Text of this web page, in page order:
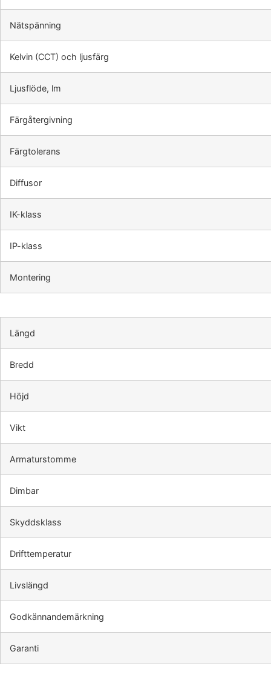
Nätspänning
Kelvin (CCT) och ljusfärg
Ljusflöde, lm
Färgåtergivning
Färgtolerans
Diffusor
IK-klass
IP-klass
Montering
Längd
Bredd
Höjd
Vikt
Armaturstomme
Dimbar
Skyddsklass
Drifttemperatur
Livslängd
Godkännandemärkning
Garanti